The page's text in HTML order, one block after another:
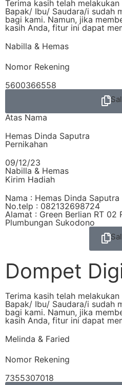
Terima kasih telah
Bapak/ Ibu/ Saudara/i sudah
bagi kami. Namun, jika
kasih Anda, fitur ini dapat
Nabilla & Hemas
Nomor Rekening
5600366558
Atas Nama
Hemas Dinda Saputra
Pernikahan
09/12/23
Nabilla & Hemas
Kirim Hadiah
Nama : Hemas Dinda Saputra
No.telp : 082132698724
Alamat : Green Berlian RT 02
Plumbungan Sukodono
Dompet
Terima kasih telah
Bapak/ Ibu/ Saudara/i sudah
bagi kami. Namun, jika
kasih Anda, fitur ini dapat
Melinda & Faried
Nomor Rekening
7355307018